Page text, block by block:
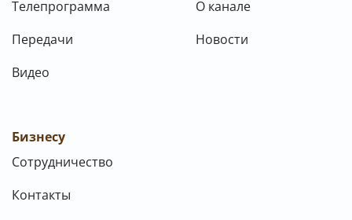
Телепрограмма
Передачи
Видео
О канале
Новости
Бизнесу
Сотрудничество
Контакты